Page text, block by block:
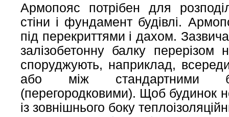
Армопояс потрібен для
стіни і фундамент будівлі.
під перекриттями і дахом.
залізобетонну балку
споруджують, наприклад,
або між стандартними
(перегородковими). Щоб будинок
із зовнішнього боку